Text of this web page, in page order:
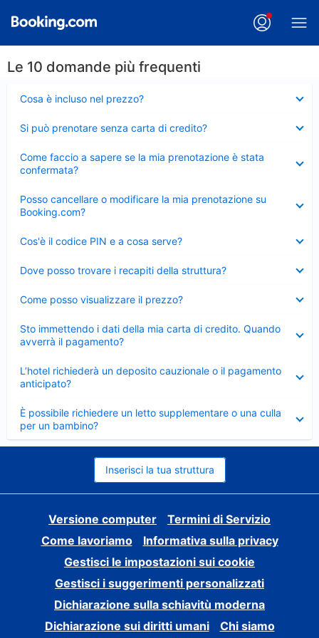
Le 10 domande più frequenti
Cosa è incluso nel prezzo?
chiuso
Si può prenotare senza carta di credito?
chiuso
Come faccio a sapere se la mia prenotazione è stata
confermata?
chiuso
Posso cancellare o modificare la mia prenotazione su
Booking.com?
chiuso
Cos'è il codice PIN e a cosa serve?
chiuso
Dove posso trovare i recapiti della struttura?
chiuso
Come posso visualizzare il prezzo?
chiuso
Sto immettendo i dati della mia carta di credito. Quando
avverrà il pagamento?
chiuso
L’hotel richiederà un deposito cauzionale o il pagamento
anticipato?
chiuso
È possibile richiedere un letto supplementare o una culla
per un bambino?
Elemento
chiuso
Inserisci la tua struttura
Versione computer
Termini di Servizio
Come lavoriamo
Informativa sulla privacy
Gestisci le impostazioni sui cookie
Gestisci i suggerimenti personalizzati
Dichiarazione sulla schiavitù moderna
Dichiarazione sui diritti umani
Chi siamo